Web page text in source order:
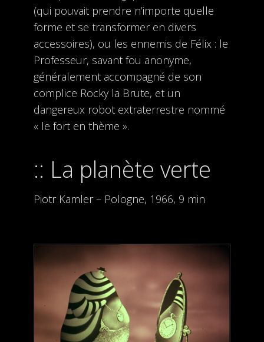
(qui pouvait prendre n’importe quelle
forme et se transformer en divers
accessoires), ou les ennemis de Félix : le
Professeur, savant fou anonyme,
généralement accompagné de son
complice Rocky la Brute, et un
dangereux robot extraterrestre nommé
« le fort en thème ».
La planète verte
Piotr Kamler – Pologne, 1966, 9 min